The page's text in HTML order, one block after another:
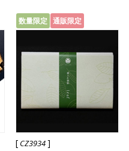
数量限定 通販限定
[ CZ3934]